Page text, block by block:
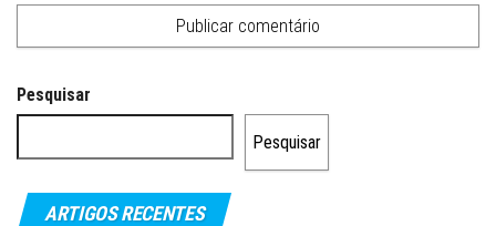
Pesquisar
Pesquisar
ARTIGOS RECENTES